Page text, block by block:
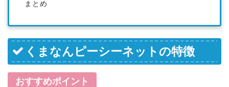
まとめ
くまなんピーシーネットの特徴
おすすめポイント